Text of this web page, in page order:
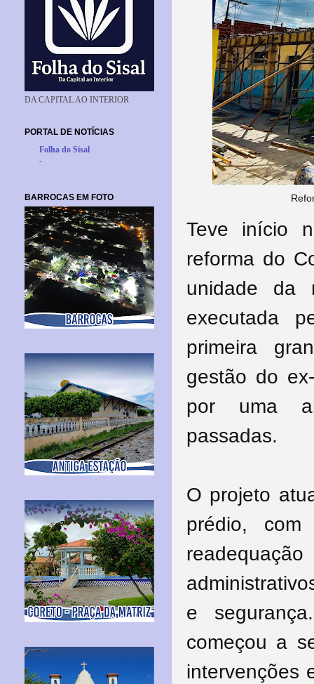
Teve início
reforma do
unidade da
executada
primeira
gestão do
por uma
passadas.
O projeto
prédio,
e
começou a
intervenções
DA CAPITAL AO INTERIOR
PORTAL DE NOTÍCIAS
Folha do Sisal
-
BARROCAS EM FOTO